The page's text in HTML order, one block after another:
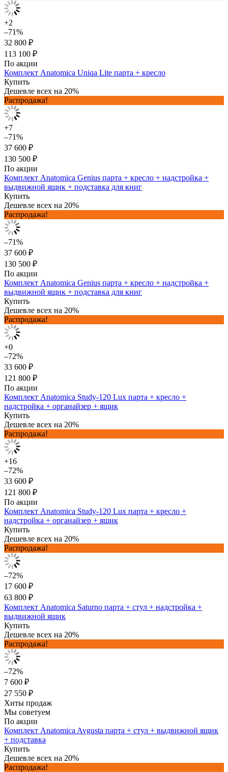
+2
–71%
32 800 ₽
113 100 ₽
По акции
Комплект Anatomica Uniqa Lite парта + кресло
Купить
Дешевле всех на 20%
Распродажа!
+7
–71%
37 600 ₽
130 500 ₽
По акции
Комплект Anatomica Genius парта + кресло + надстройка +
выдвижной ящик + подставка для книг
Купить
Дешевле всех на 20%
Распродажа!
–71%
37 600 ₽
130 500 ₽
По акции
Комплект Anatomica Genius парта + кресло + надстройка +
выдвижной ящик + подставка для книг
Купить
Дешевле всех на 20%
Распродажа!
+0
–72%
33 600 ₽
121 800 ₽
По акции
Комплект Anatomica Study-120 Lux парта + кресло +
надстройка + органайзер + ящик
Купить
Дешевле всех на 20%
Распродажа!
+16
–72%
33 600 ₽
121 800 ₽
По акции
Комплект Anatomica Study-120 Lux парта + кресло +
надстройка + органайзер + ящик
Купить
Дешевле всех на 20%
Распродажа!
–72%
17 600 ₽
63 800 ₽
Комплект Anatomica Saturno парта + стул + надстройка +
выдвижной ящик
Купить
Дешевле всех на 20%
Распродажа!
–72%
7 600 ₽
27 550 ₽
Хиты продаж
Мы советуем
По акции
Комплект Anatomica Avgusta парта + стул + выдвижной ящик
+ подставка
Купить
Дешевле всех на 20%
Распродажа!